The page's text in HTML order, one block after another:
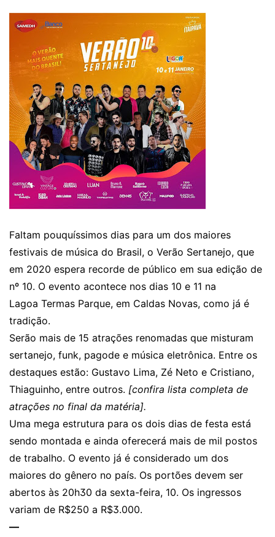
Faltam pouquíssimos dias para um dos maiores
festivais de música do Brasil, o Verão Sertanejo, que
em 2020 espera recorde de público em sua edição de
nº 10. O evento acontece nos dias 10 e 11 na
Lagoa Termas Parque, em Caldas Novas, como já é
tradição.
Serão mais de 15 atrações renomadas que misturam
sertanejo, funk, pagode e música eletrônica. Entre os
destaques estão: Gustavo Lima, Zé Neto e Cristiano,
Thiaguinho, entre outros. [confira lista completa de
atrações no final da matéria].
Uma mega estrutura para os dois dias de festa está
sendo montada e ainda oferecerá mais de mil postos
de trabalho. O evento já é considerado um dos
maiores do gênero no país. Os portões devem ser
abertos às 20h30 da sexta-feira, 10. Os ingressos
variam de R$250 a R$3.000.
—